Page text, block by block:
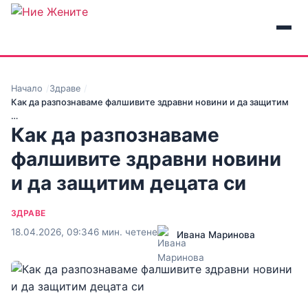
Начало
Здраве
Как да разпознаваме фалшивите здравни новини и да защитим
…
Как да разпознаваме
фалшивите здравни новини
и да защитим децата си
ЗДРАВЕ
18.04.2026, 09:346 мин. четене Ивана Маринова